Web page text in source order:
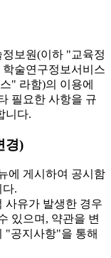
보원(이하 "교육정
술연구정보서비스
" 라함)의 이용에
필요한 사항을 규
니다.
경)
에 게시하여 공시함
다.
유가 발생한 경우
있으며, 약관을 변
"공지사항"을 통해